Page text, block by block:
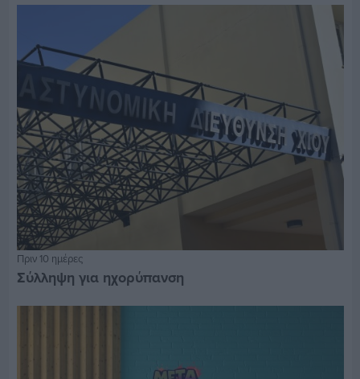
Πριν 10 ημέρες
Σύλληψη για ηχορύπανση